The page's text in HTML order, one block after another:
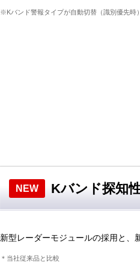
※Kバンド警報タイプが自動切替（識別優先時
NEW Kバンド探知
新型レーダーモジュールの採用と、
＊当社従来品と比較